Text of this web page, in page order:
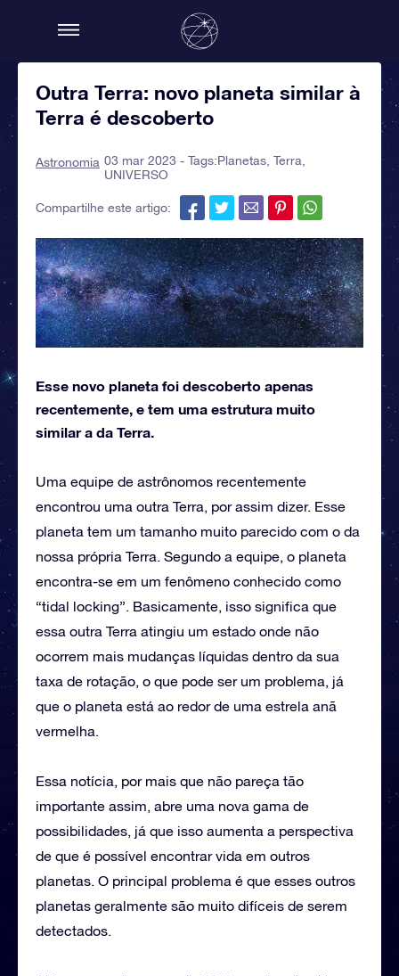
Outra Terra: novo planeta similar à
Terra é descoberto
Astronomia 03 mar 2023 - Tags:Planetas Terra
UNIVERSO
Compartilhe este artigo:
Esse novo planeta foi descoberto apenas
recentemente, e tem uma estrutura muito
similar a da Terra.
Uma equipe de astrônomos recentemente
encontrou uma outra Terra, por assim dizer. Esse
planeta tem um tamanho muito parecido com o da
nossa própria Terra. Segundo a equipe, o planeta
encontra-se em um fenômeno conhecido como
“tidal locking”. Basicamente, isso significa que
essa outra Terra atingiu um estado onde não
ocorrem mais mudanças líquidas dentro da sua
taxa de rotação, o que pode ser um problema, já
que o planeta está ao redor de uma estrela anã
vermelha.
Essa notícia, por mais que não pareça tão
importante assim, abre uma nova gama de
possibilidades, já que isso aumenta a perspectiva
de que é possível encontrar vida em outros
planetas. O principal problema é que esses outros
planetas geralmente são muito difíceis de serem
detectados.